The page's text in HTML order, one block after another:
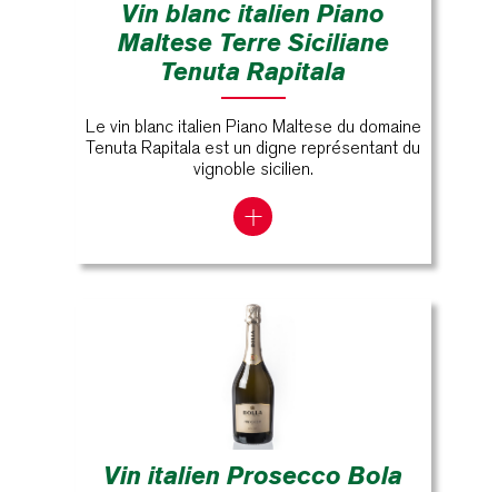
Vin blanc italien Piano
Maltese Terre Siciliane
Tenuta Rapitala
Le vin blanc italien Piano Maltese du domaine
Tenuta Rapitala est un digne représentant du
vignoble sicilien.
Vin italien Prosecco Bola